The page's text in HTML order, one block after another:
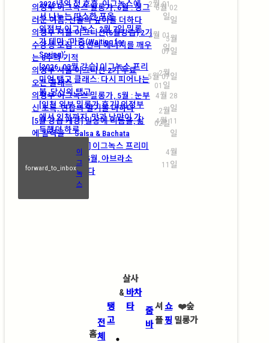
2026년의 첫 호흡, 이그녹스에
서 나누는 따스한 포옹
2월 01
일
의정부 이그녹스, 2월 7일 밀롱
가 테마: ‘마중(Waiting for
Spring)’
2월 01
일
[2026. 03월 강습] 이그녹스 프리
미엄 탱고 클래스: 다시 피어나는
봄, 당신의 탱고
2월
01일
[인천 외부 밀롱가 후기] 의정부
에서 인천까지, 맛과 낭만이 가
득했던 하루
2월
02일
의정부 이그녹스 밀롱가, 6월 : 싱그
러운 여름, 선율의 깊이를 더하다
6월 02
일
의정부 셔플 이그니션(6월강습) 2기
수강생 모집 : 당신의 에너지를 깨우
는 8주의 기적
5월
07일
의정부 셔플 이그니션 2기 무료
오픈 클래스
5월 07일
의정부 이그녹스 밀롱가, 5월 : 눈부
신 초록, 연합의 열기를 더하다
4월 28
일
[5월 강습 개강] 일상에 리듬을, 삶
에 활력을 — Salsa & Bachata
4월 11
일
[2026. 05월 강습] 이그녹스 프리미
엄 탱고 클래스: 5월, 아브라소
(Abrazo)에 물들다
4월
11일
forward_to_inbox
이
그
녹
스
홈
전
체
탱
고
살사
&바차
타
줌
바
셔
플
쇼
핑
❤️숲
밀롱가